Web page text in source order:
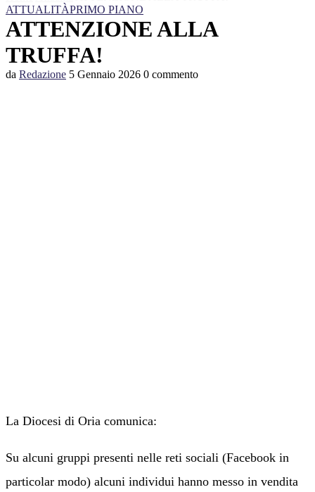
ATTUALITÀPRIMO PIANO
ATTENZIONE ALLA
TRUFFA!
da Redazione 5 Gennaio 2026 0 commento
La Diocesi di Oria comunica:
Su alcuni gruppi presenti nelle reti sociali (Facebook in
particolar modo) alcuni individui hanno messo in vendita